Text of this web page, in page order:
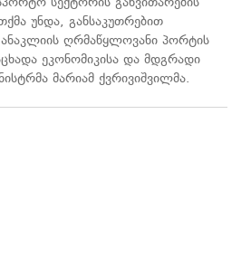
უნდა, განსაკუთრებით
ანაკლიის ღრმაწყლოვანი პორტის
ეკონომიკისა და მდგრადი
მარიამ ქვრივიშვილმა.